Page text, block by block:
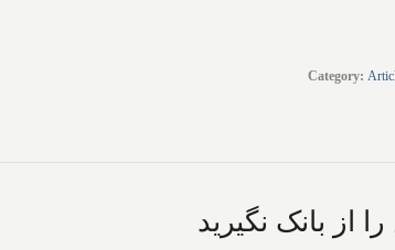
Category:
از بانک نگیرید